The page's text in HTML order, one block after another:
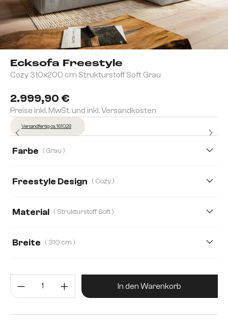
Ecksofa Freestyle
Cozy 310x200 cm Strukturstoff Soft Grau
2.999,90 €
Preise inkl. MwSt. und inkl. Versandkosten
Versandfertig ca. 16.10.26
Farbe ( Grau )
Freestyle Design ( Cozy )
Material ( Strukturstoff Soft )
Breite ( 310 cm )
Produkt Anzahl: Gib den
In den Warenkorb